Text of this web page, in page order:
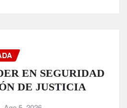
EN SEGURIDAD
DE JUSTICIA